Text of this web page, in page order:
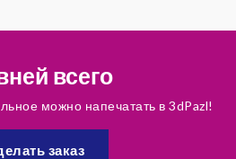
всего
можно напечатать в 3dPazl!
заказ